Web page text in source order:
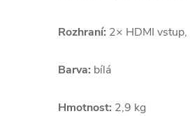
Rozhraní: 2× HDMI
Barva: bílá
Hmotnost: 2,9 kg